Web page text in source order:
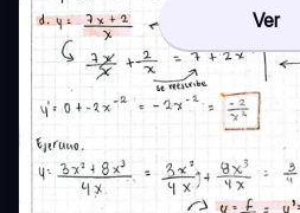
Ver